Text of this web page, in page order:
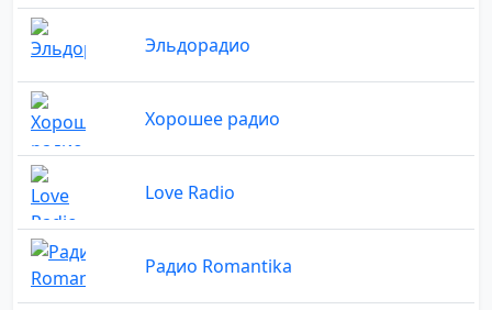
Эльдорадио
Хорошее радио
Love Radio
Радио Romantika